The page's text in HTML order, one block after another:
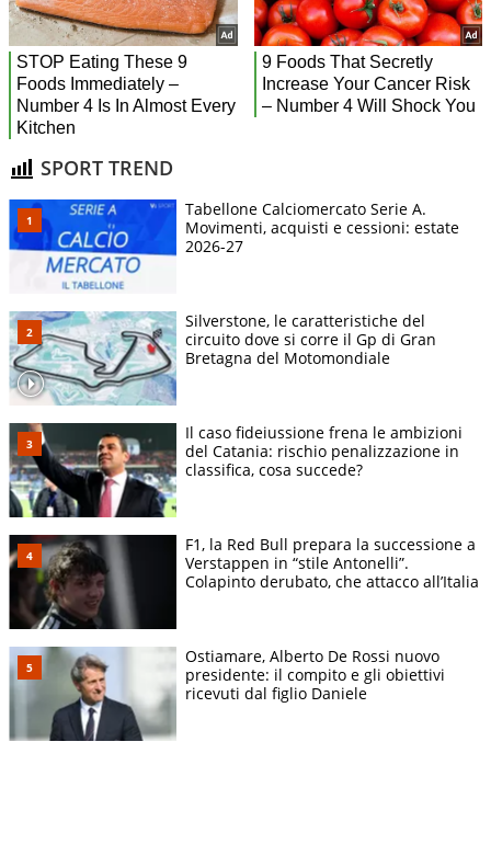
SPORT TREND
Tabellone Calciomercato Serie A.
Movimenti, acquisti e cessioni: estate
2026-27
Silverstone, le caratteristiche del
circuito dove si corre il Gp di Gran
Bretagna del Motomondiale
Il caso fideiussione frena le ambizioni
del Catania: rischio penalizzazione in
classifica, cosa succede?
F1, la Red Bull prepara la successione a
Verstappen in “stile Antonelli”.
Colapinto derubato, che attacco all’Italia
Ostiamare, Alberto De Rossi nuovo
presidente: il compito e gli obiettivi
ricevuti dal figlio Daniele